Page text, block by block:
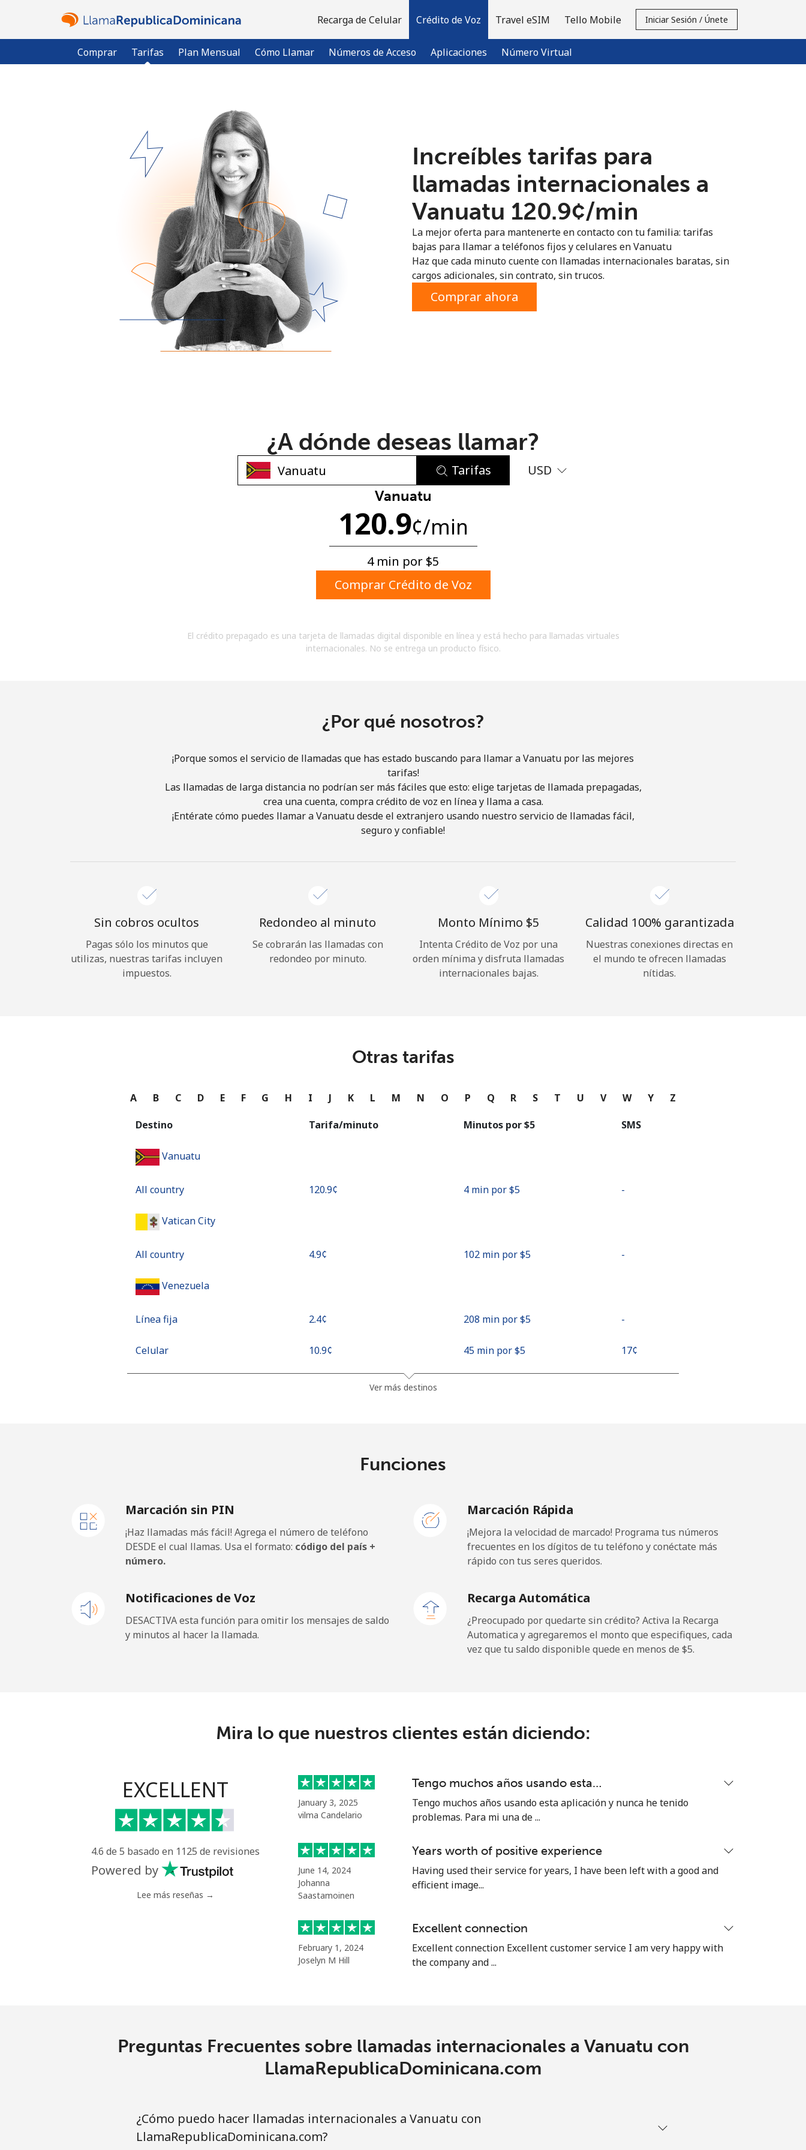
Recarga de Celular Crédito de Voz
Comprar Tarifas Plan Mensual Cómo Llamar Números de Acceso Aplicaciones Número Virtual
Travel eSIM Tello Mobile Iniciar Sesión / Únete
¿Ya tienes una cuenta? Inicia sesión →
Regístrate con
No se ha creado una contraseña
Mínimo 8 caracteres
Una letra mayúscula y una minúscula
Un caracter especial
acuerdo con estos
Términos y condiciones.
Únete
¡Hola!
Continuar con
Increíbles tarifas para
llamadas internacionales a
Vanuatu ⁦120.9¢⁩/min
La mejor oferta para mantenerte en contacto con tu familia: tarifas
bajas para llamar a teléfonos fijos y celulares en Vanuatu
Haz que cada minuto cuente con llamadas internacionales baratas, sin
cargos adicionales, sin contrato, sin trucos.
Comprar ahora
¿A dónde deseas llamar?
Tarifas USD
Vanuatu
120.9¢/min
4 min por ⁦$5⁩
Comprar Crédito de Voz
El crédito prepagado es una tarjeta de llamadas digital disponible en línea y está hecho para llamadas virtuales
internacionales. No se entrega un producto físico.
¿Por qué nosotros?
¡Porque somos el servicio de llamadas que has estado buscando para llamar a Vanuatu por las mejores
tarifas!
Las llamadas de larga distancia no podrían ser más fáciles que esto: elige tarjetas de llamada prepagadas,
crea una cuenta, compra crédito de voz en línea y llama a casa.
¡Entérate cómo puedes llamar a Vanuatu desde el extranjero usando nuestro servicio de llamadas fácil,
seguro y confiable!
Sin cobros ocultos
Pagas sólo los minutos que
utilizas, nuestras tarifas incluyen
impuestos.
Redondeo al minuto
Se cobrarán las llamadas con
redondeo por minuto.
Monto Mínimo ⁦$5⁩
Intenta Crédito de Voz por una
orden mínima y disfruta llamadas
internacionales bajas.
Calidad 100% garantizada
Nuestras conexiones directas en
el mundo te ofrecen llamadas
nítidas.
Otras tarifas
A B C D E F G H I J K L M N O P Q R S T U V W Y Z
Destino Tarifa/minuto Minutos por ⁦$5⁩ SMS
Vanuatu
All country ⁦120.9¢⁩ 4 min por ⁦$5⁩ -
Vatican City
All country ⁦4.9¢⁩ 102 min por ⁦$5⁩ -
Venezuela
Línea fija ⁦2.4¢⁩ 208 min por ⁦$5⁩ -
Celular ⁦10.9¢⁩ 45 min por ⁦$5⁩ ⁦17¢⁩
Ver más destinos
Funciones
Marcación sin PIN
¡Haz llamadas más fácil! Agrega el número de teléfono
DESDE el cual llamas. Usa el formato: código del país +
número.
Marcación Rápida
¡Mejora la velocidad de marcado! Programa tus números
frecuentes en los dígitos de tu teléfono y conéctate más
rápido con tus seres queridos.
Notificaciones de Voz
DESACTIVA esta función para omitir los mensajes de saldo
y minutos al hacer la llamada.
Recarga Automática
¿Preocupado por quedarte sin crédito? Activa la Recarga
Automatica y agregaremos el monto que especifiques, cada
vez que tu saldo disponible quede en menos de ⁦$5⁩.
Mira lo que nuestros clientes están diciendo:
EXCELLENT
4.6 de 5 basado en 1125 de revisiones
Powered by
Lee más reseñas →
January 3, 2025
vilma Candelario
Tengo muchos años usando esta…
Tengo muchos años usando esta aplicación y nunca he tenido
problemas. Para mi una de ...
June 14, 2024
Johanna
Saastamoinen
Years worth of positive experience
Having used their service for years, I have been left with a good and
efficient image...
February 1, 2024
Joselyn M Hill
Excellent connection
Excellent connection Excellent customer service I am very happy with
the company and ...
Preguntas Frecuentes sobre llamadas internacionales a Vanuatu con
LlamaRepublicaDominicana.com
¿Cómo puedo hacer llamadas internacionales a Vanuatu con
LlamaRepublicaDominicana.com?